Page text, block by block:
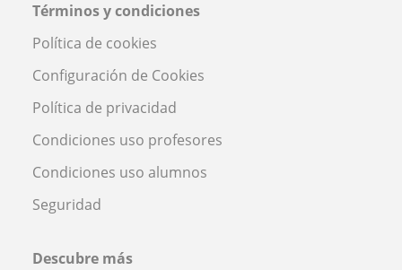
Términos y condiciones
Política de cookies
Configuración de Cookies
Política de privacidad
Condiciones uso profesores
Condiciones uso alumnos
Seguridad
Descubre más